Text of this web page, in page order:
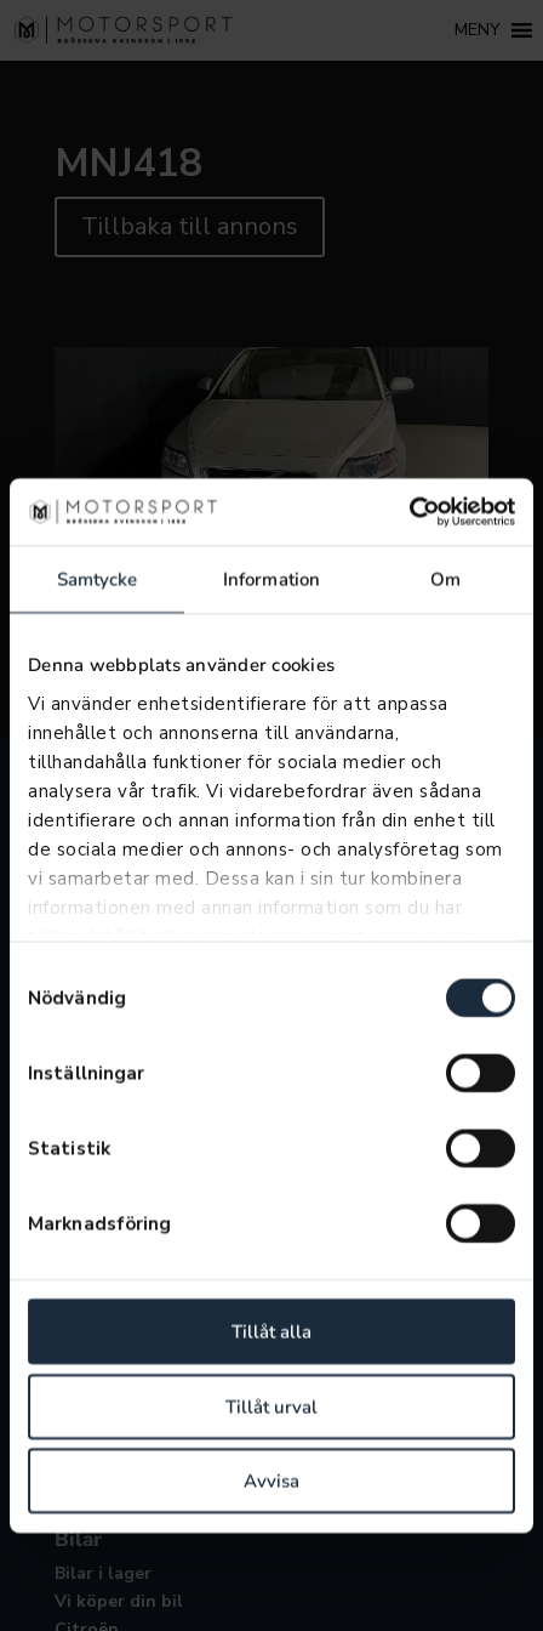
Samtycke Information Om
Denna webbplats använder cookies
Vi använder enhetsidentifierare för att anpassa
innehållet och annonserna till användarna,
tillhandahålla funktioner för sociala medier och
analysera vår trafik. Vi vidarebefordrar även sådana
identifierare och annan information från din enhet till
de sociala medier och annons- och analysföretag som
vi samarbetar med. Dessa kan i sin tur kombinera
informationen med annan information som du har
Nödvändig
Inställningar
Statistik
Marknadsföring
Tillåt alla
Tillåt urval
Avvisa
MENY
MNJ418
Tillbaka till annons
Öppettider försäljning
Telefontider
Vardagar: 09:00-21:00
Butikstider
Lördag: 10:00-16:00
Öppettider verkstad
Lunchstängt 12:00-13:00
Servicepaket
Laga eller byta vindruta
Bilar
Bilar i lager
Vi köper din bil